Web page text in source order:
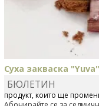
Суха закваска
Отскоро Лесафр
продукт, който ще
БЮЛЕТИН